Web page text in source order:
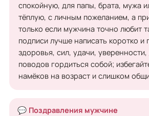
спокойную, для папы, брата, мужа
тёплую, с личным пожеланием, а
только если мужчина точно любит
подписи лучше написать коротко и
здоровья, сил, удачи, уверенности,
поводов гордиться собой;
намёков на возраст и слишком
💬 Поздравления мужчине